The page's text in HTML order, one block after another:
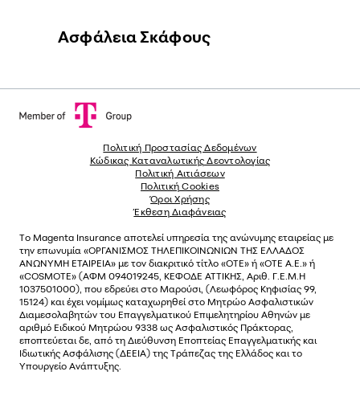
Ασφάλεια Σκάφους
Πολιτική Προστασίας Δεδομένων
Κώδικας Καταναλωτικής Δεοντολογίας
Πολιτική Αιτιάσεων
Πολιτική Cookies
Όροι Χρήσης
Έκθεση Διαφάνειας
Το Magenta Insurance αποτελεί υπηρεσία της ανώνυµης εταιρείας µε
την επωνυµία «ΟΡΓΑΝΙΣΜΟΣ ΤΗΛΕΠΙΚΟΙΝΩΝΙΩΝ ΤΗΣ ΕΛΛΑΔΟΣ
ΑΝΩΝΥΜΗ ΕΤΑΙΡΕΙΑ» µε τον διακριτικό τίτλο «OTE» ή «ΟΤΕ Α.Ε.» ή
«COSMOTE» (ΑΦΜ 094019245, ΚΕΦΟΔΕ ΑΤΤΙΚΗΣ, Αριθ. Γ.Ε.Μ.Η
1037501000), που εδρεύει στο Μαρούσι, (Λεωφόρος Κηφισίας 99,
15124) και έχει νοµίµως καταχωρηθεί στο Μητρώο Ασφαλιστικών
Διαµεσολαβητών του Επαγγελµατικού Επιµελητηρίου Αθηνών µε
αριθµό Ειδικού Μητρώου 9338 ως Ασφαλιστικός Πράκτορας,
εποπτεύεται δε, από τη Διεύθυνση Εποπτείας Επαγγελματικής και
Ιδιωτικής Ασφάλισης (ΔΕΕΙΑ) της Τράπεζας της Ελλάδος και το
Υπουργείο Ανάπτυξης.